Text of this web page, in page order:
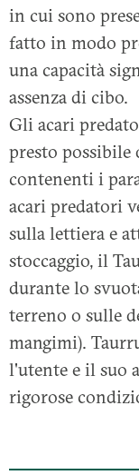
in cui sono
fatto in modo
una capacità
assenza di cibo.
Gli acari
presto possibile
contenenti i
acari predatori
sulla lettiera e
stoccaggio, il
durante lo
terreno o sulle
mangimi).
l'utente e il suo
rigorose